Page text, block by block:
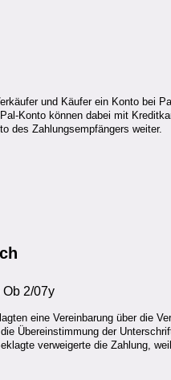
und Käufer ein Konto bei
Konto können dabei mit
des Zahlungsempfängers weiter.
2/07y
eine Vereinbarung über die
Übereinstimmung der
verweigerte die Zahlung,